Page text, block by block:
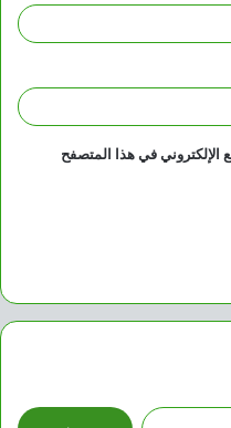
الإلكتروني في هذا المتصفح
البحث